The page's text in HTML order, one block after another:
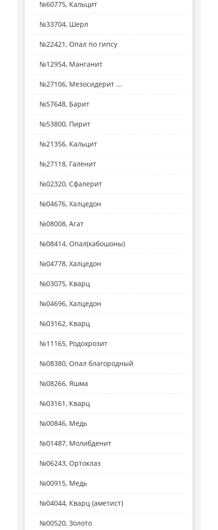
№60775, Кальцит
№33704, Шерл
№22421, Опал по гипсу
№12954, Манганит
№27106, Мезосидерит ...
№57648, Барит
№53800, Пирит
№21356, Кальцит
№27118, Галенит
№02320, Сфалерит
№04676, Халцедон
№08008, Агат
№08414, Опал(кабошоны)
№04778, Халцедон
№03075, Кварц
№04696, Халцедон
№03162, Кварц
№11165, Родохрозит
№08380, Опал благородный
№08266, Яшма
№03161, Кварц
№00846, Медь
№01487, Молибденит
№06243, Ортоклаз
№00915, Медь
№04044, Кварц (аметист)
№00520, Золото